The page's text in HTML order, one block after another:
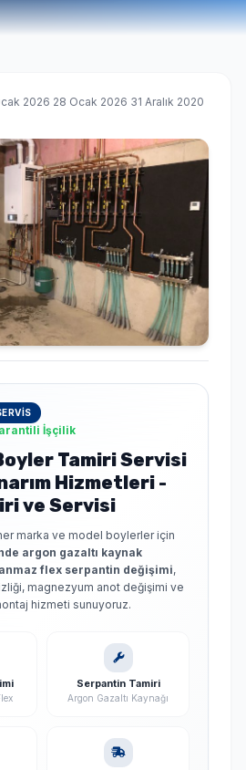
2026 28 Ocak 2026 31 Aralık 2020
İşçilik
Tamiri Servisi
Hizmetleri -
ve Servisi
marka ve model boylerler için
argon gazaltı kaynak
flex serpantin değişimi,
magnezyum anot değişimi ve
hizmeti sunuyoruz.
Serpantin Tamiri
Argon Gazaltı Kaynağı